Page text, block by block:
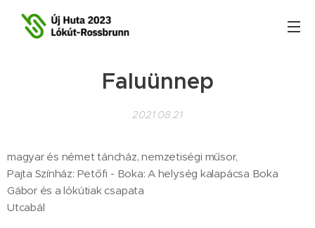
Faluünnep
2021.08.21
magyar és német táncház, nemzetiségi műsor,
Pajta Színház: Petőfi - Boka: A helység kalapácsa Boka
Gábor és a lókútiak csapata
Utcabál